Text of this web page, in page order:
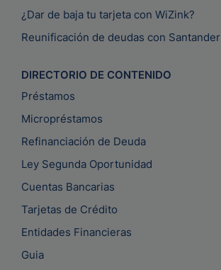
¿Dar de baja tu tarjeta con WiZink?
Reunificación de deudas con Santander
DIRECTORIO DE CONTENIDO
Préstamos
Micropréstamos
Refinanciación de Deuda
Ley Segunda Oportunidad
Cuentas Bancarias
Tarjetas de Crédito
Entidades Financieras
Guia